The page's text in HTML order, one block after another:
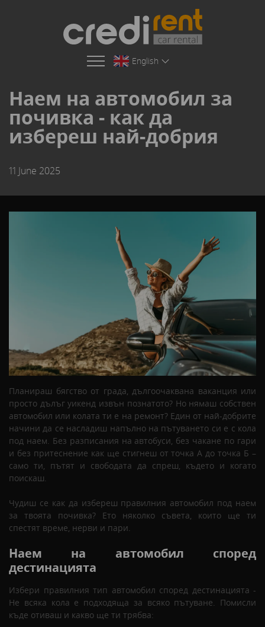
English
Наем на автомобил за
почивка - как да
избереш най-добрия
11 June 2025
Планираш бягство от града, дългоочаквана ваканция или
просто дълъг уикенд извън познатото? Но нямаш собствен
автомобил или колата ти е на ремонт? Един от най-добрите
начини да се насладиш напълно на пътуването си е с кола
под наем. Без разписания на автобуси, без чакане по гари
и без притеснение как ще стигнеш от точка А до точка Б –
само ти, пътят и свободата да спреш, където и когато
поискаш.
Чудиш се как да избереш правилния автомобил под наем
за твоята почивка? Ето няколко съвета, които ще ти
спестят време, нерви и пари.
Наем на автомобил според
дестинацията
Избери правилния тип автомобил според дестинацията -
Не всяка кола е подходяща за всяко пътуване. Помисли
къде отиваш и какво ще ти трябва: